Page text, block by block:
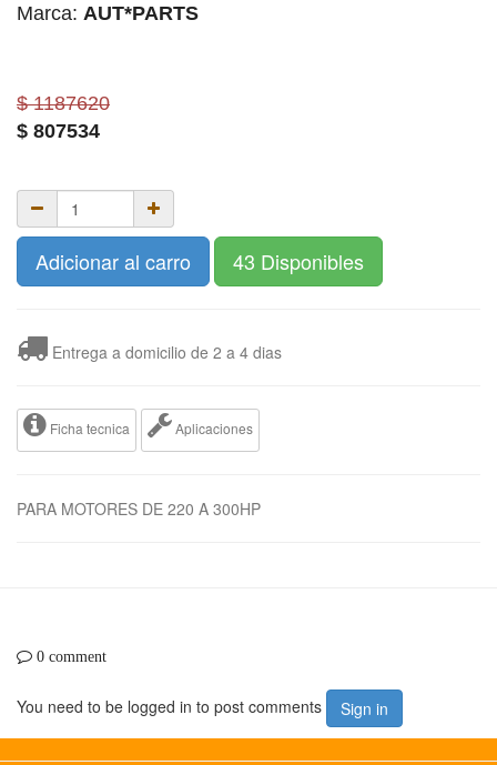
Marca: AUT*PARTS
$ 1187620
$ 807534
Adicionar al carro 43 Disponibles
Entrega a domicilio de 2 a 4 dias
Ficha tecnica Aplicaciones
PARA MOTORES DE 220 A 300HP
0 comment
You need to be logged in to post comments Sign in